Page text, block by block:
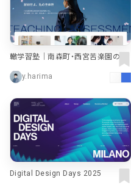
轍学習塾｜南森町・西宮苦楽園の学
y.harima
Digital Design Days 2025